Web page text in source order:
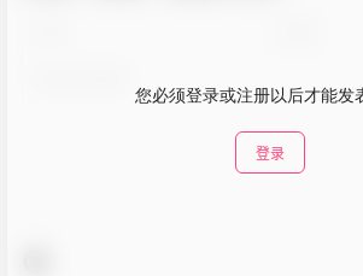
您必须登录或注册以后才能发
登录